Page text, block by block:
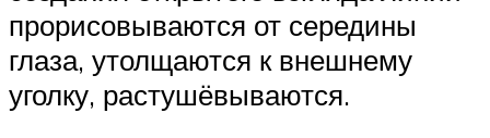
прорисовываются от середины
глаза, утолщаются к внешнему
уголку, растушёвываются.